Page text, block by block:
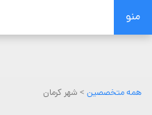
Skip
منو
همه متخصصین > شهر کرمان